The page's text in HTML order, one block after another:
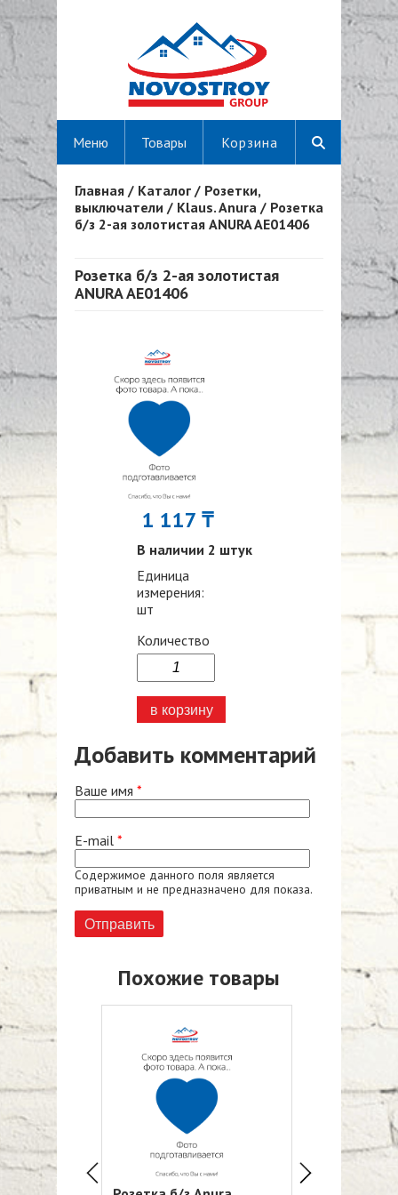
Корзина
Меню Товары
Вы здесь
Главная / Каталог / Розетки,
выключатели / Klaus. Anura / Розетка
б/з 2-ая золотистая ANURA AE01406
Розетка б/з 2-ая золотистая
ANURA AE01406
1 117 ₸
В наличии 2 штук
Единица
измерения:
шт
Количество
Добавить комментарий
Ваше имя *
E-mail *
Содержимое данного поля является
приватным и не предназначено для показа.
Похожие товары